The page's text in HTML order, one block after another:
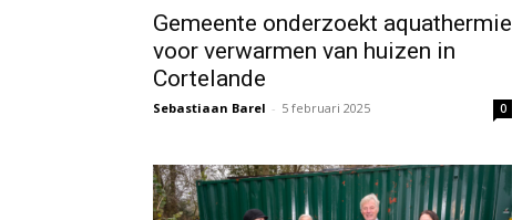
Gemeente onderzoekt aquathermie
voor verwarmen van huizen in
Cortelande
Sebastiaan Barel - 5 februari 2025 0